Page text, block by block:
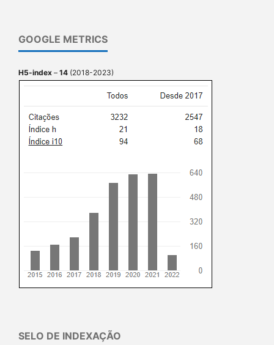
GOOGLE METRICS
H5-index – 14 (2018-2023)
SELO DE INDEXAÇÃO